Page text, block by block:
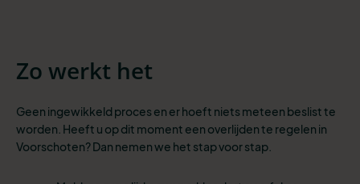
Zo werkt het
Geen ingewikkeld proces en er hoeft niets meteen beslist te
worden. Heeft u op dit moment een overlijden te regelen in
Voorschoten? Dan nemen we het stap voor stap.